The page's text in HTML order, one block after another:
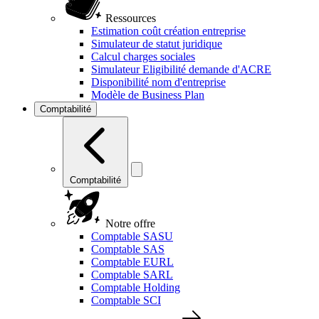
Ressources
Estimation coût création entreprise
Simulateur de statut juridique
Calcul charges sociales
Simulateur Eligibilité demande d'ACRE
Disponibilité nom d'entreprise
Modèle de Business Plan
Comptabilité
Comptabilité
Notre offre
Comptable SASU
Comptable SAS
Comptable EURL
Comptable SARL
Comptable Holding
Comptable SCI